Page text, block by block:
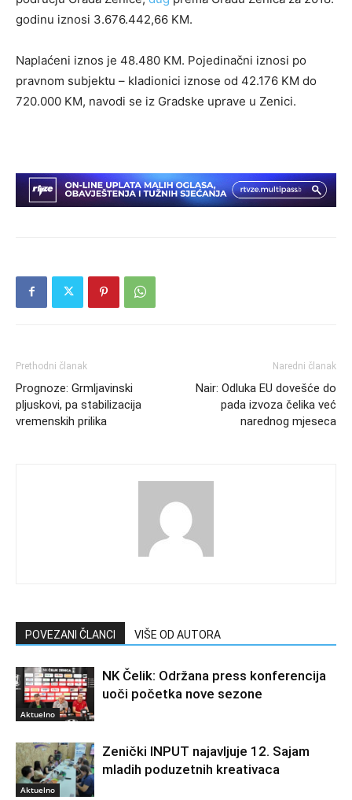
godinu iznosi 3.676.442,66 KM.
Naplaćeni iznos je 48.480 KM. Pojedinačni iznosi po
pravnom subjektu – kladionici iznose od 42.176 KM do
720.000 KM, navodi se iz Gradske uprave u Zenici.
Prethodni članak
Prognoze: Grmljavinski
pljuskovi, pa stabilizacija
vremenskih prilika
Naredni članak
Nair: Odluka EU dovešće do
pada izvoza čelika već
narednog mjeseca
POVEZANI ČLANCI VIŠE OD AUTORA
Aktuelno
NK Čelik: Održana press konferencija
uoči početka nove sezone
Aktuelno
Zenički INPUT najavljuje 12. Sajam
mladih poduzetnih kreativaca